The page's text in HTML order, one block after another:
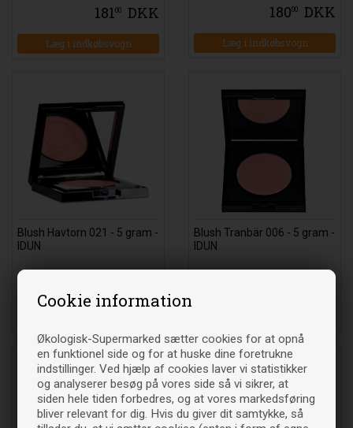
Cookie information
Økologisk-Supermarked sætter cookies for at opnå
en funktionel side og for at huske dine foretrukne
indstillinger. Ved hjælp af cookies laver vi statistikker
og analyserer besøg på vores side så vi sikrer, at
siden hele tiden forbedres, og at vores markedsføring
bliver relevant for dig. Hvis du giver dit samtykke, så
18100 DKK 18000 DKK
Blush Havtorn 021 - 5 gram -
IDUN
Blush Tranbär 006 - 5 gram -
IDUN